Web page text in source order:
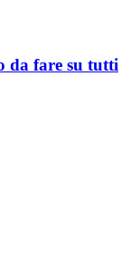
da fare su tutti